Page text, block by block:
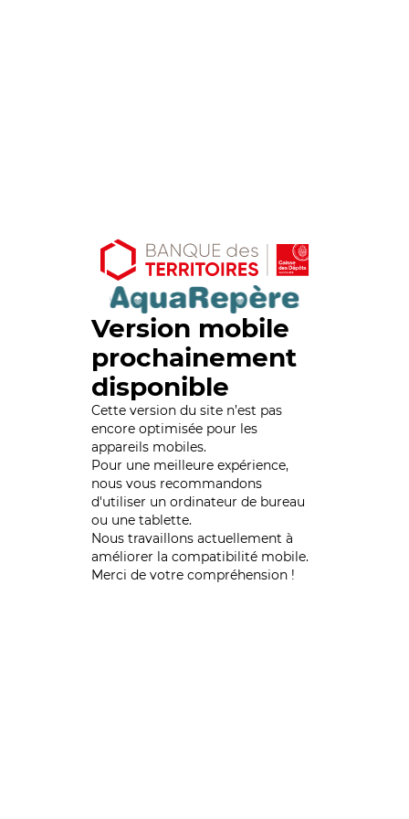
Version mobile
prochainement
disponible
Cette version du site n’est pas
encore optimisée pour les
appareils mobiles.
Pour une meilleure expérience,
nous vous recommandons
d'utiliser un ordinateur de bureau
ou une tablette.
Nous travaillons actuellement à
améliorer la compatibilité mobile.
Merci de votre compréhension !